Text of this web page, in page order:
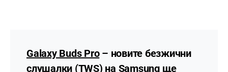
Galaxy Buds Pro– новите безжични
слушалки (TWS) на Samsung ще